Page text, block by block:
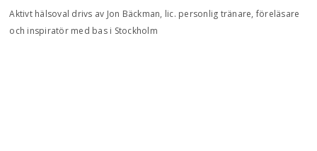
Aktivt hälsoval drivs av Jon Bäckman, lic. personlig tränare, föreläsare
och inspiratör med bas i Stockholm